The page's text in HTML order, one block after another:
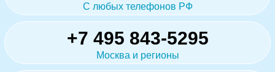
С любых телефонов РФ
+7 495 843-5295
Москва и регионы